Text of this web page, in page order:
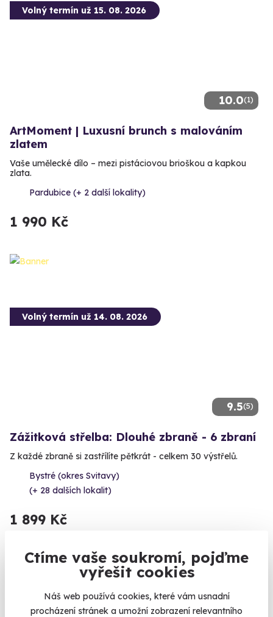
Ctíme vaše soukromí, pojďme
vyřešit cookies
Náš web používá cookies, které vám usnadní
procházení stránek a umožní zobrazení relevantního
10.0(1)
Volný termín už 15. 08. 2026
ArtMoment | Luxusní brunch s malováním
zlatem
Vaše umělecké dílo – mezi pistáciovou brioškou a kapkou
zlata.
Pardubice (+ 2 další lokality)
1 990 Kč
9.5(5)
Volný termín už 14. 08. 2026
Zážitková střelba: Dlouhé zbraně - 6 zbraní
Z každé zbraně si zastřílíte pětkrát - celkem 30 výstřelů.
Bystré (okres Svitavy)
(+ 28 dalších lokalit)
1 899 Kč
Volný termín už 14. 08. 2026